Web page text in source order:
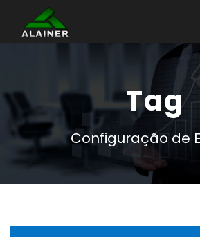
Tag
Configuração de